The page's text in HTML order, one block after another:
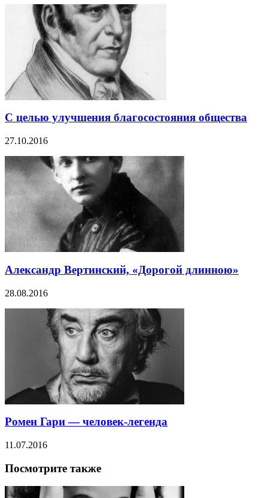
С целью улучшения благосостояния общества
27.10.2016
Александр Вертинский, «Дорогой длинною»
28.08.2016
Ромен Гари — человек-легенда
11.07.2016
Посмотрите также